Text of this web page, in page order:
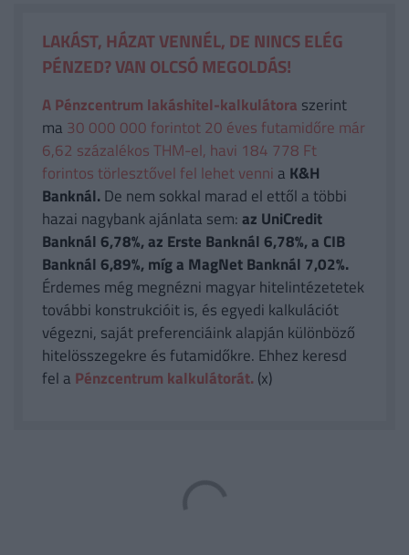
LAKÁST, HÁZAT VENNÉL, DE NINCS ELÉG
PÉNZED? VAN OLCSÓ MEGOLDÁS!
A Pénzcentrum lakáshitel-kalkulátora szerint
ma 30 000 000 forintot 20 éves futamidőre már
6,62 százalékos THM-el, havi 184 778 Ft
forintos törlesztővel fel lehet venni a K&H
Banknál.De nem sokkal marad el ettől a többi
hazai nagybank ajánlata sem:az UniCredit
Banknál 6,78%, az Erste Banknál 6,78%, a CIB
Banknál 6,89%, míg a MagNet Banknál 7,02%.
Érdemes még megnézni magyar hitelintézetetek
további konstrukcióit is, és egyedi kalkulációt
végezni, saját preferenciáink alapján különböző
hitelösszegekre és futamidőkre. Ehhez keresd
fel a Pénzcentrum kalkulátorát. (x)